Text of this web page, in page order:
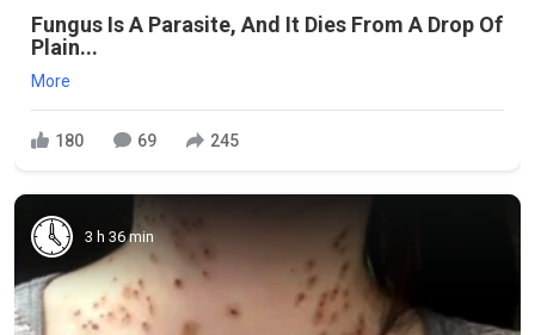
Fungus Is A Parasite, And It Dies From A Drop Of
Plain...
More
180 69 245
3 h 36 min